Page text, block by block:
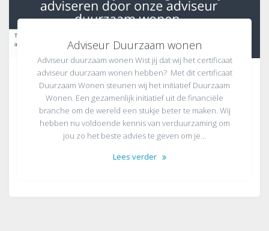
Adviseur Duurzaam wonen
Adviseur duurzaam wonen Wist jij dat wij het certificaat
adviseur duurzaam wonen hebben? Met dit certificaat
Duurzaam Wonen steunen wij het initiatief Duurzaam
Wonen. Een gezamenlijk initiatief uit de financiële
branche om de wereld een stukje beter te maken. Wij
hebben nu voldoende kennis van verduurzaming om
jou zo het beste advies te geven om je…
Lees verder